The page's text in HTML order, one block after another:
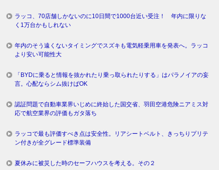
ラッコ、70店舗しかないのに10日間で1000台近い受注！ 年内に限りな
く1万台かもしれない
年内のそう遠くないタイミングでスズキも電気軽乗用車を発表へ。ラッコ
より安い可能性大
「BYDに乗ると情報を抜かれたり乗っ取られたりする」はパラノイアの妄
言。心配ならシム抜けばOK
認証問題で自動車業界いじめに終始した国交省、羽田空港危険ニアミス対
応で航空業界の評価もガタ落ち
ラッコで最も評価すべき点は安全性。リアシートベルト、きっちりプリテ
ン付きが全グレード標準装備
夏休みに被災した時のセーフハウスを考える。その２